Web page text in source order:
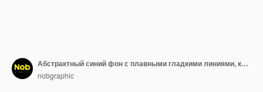
Абстрактный синий фон с плавными гладкими линиями, которые мерцают и блестят
nobgraphic